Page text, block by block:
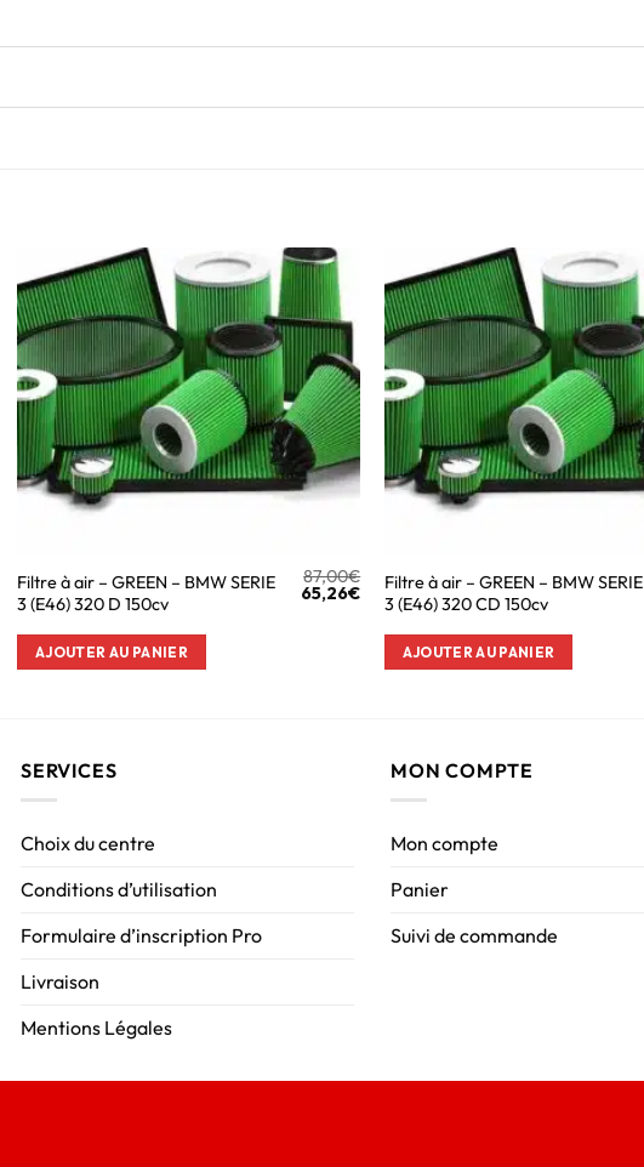
Filtre à air – GREEN – BMW SERIE
3 (E46) 320 D 150cv
87,00€
65,26€
AJOUTER AU PANIER
Filtre à air – GREEN – BMW SERIE
3 (E46) 320 CD 150cv
AJOUTER AU PANIER
SERVICES
Choix du centre
Conditions d’utilisation
Formulaire d’inscription Pro
Livraison
Mentions Légales
MON COMPTE
Mon compte
Panier
Suivi de commande